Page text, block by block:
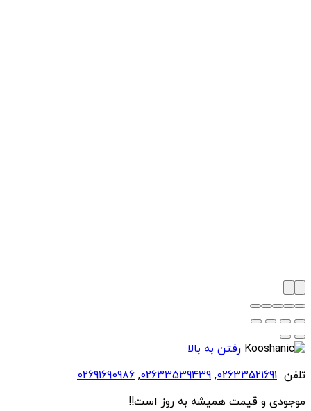
رفتن به بالا
تلفن 02633521691
,
02633539439
,
02691690986
موجودی و قیمت همیشه به روز است!!